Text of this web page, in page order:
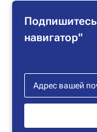
навигатор"